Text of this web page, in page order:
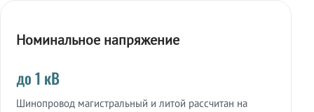
Номинальное напряжение
до 1 кВ
Шинопровод магистральный и литой рассчитан на